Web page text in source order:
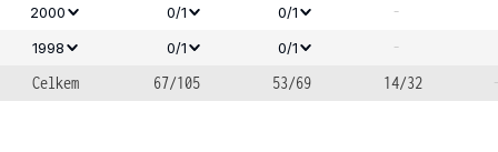
2000
0/1 0/1 -
1998 0/1 0/1
-
Celkem
67/105 53/69 14/32